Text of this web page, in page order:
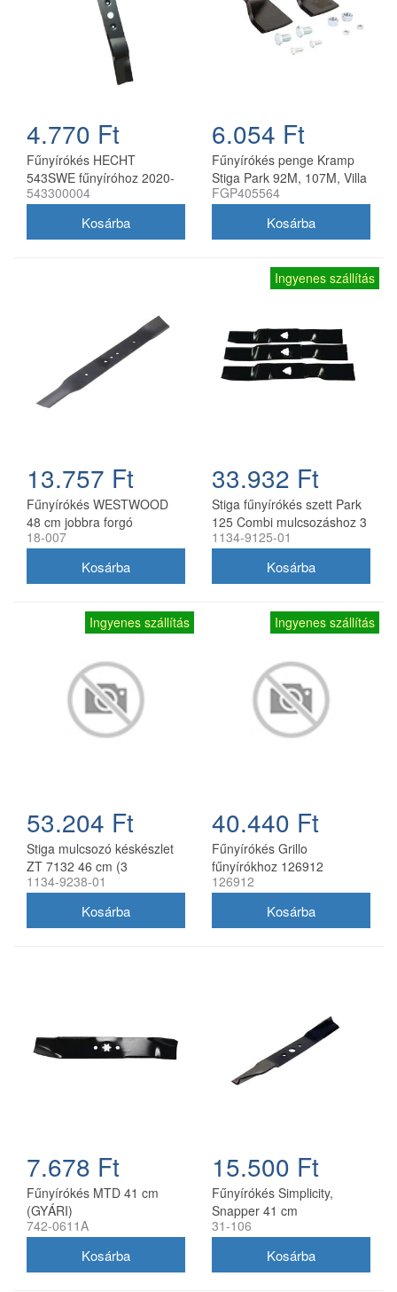
4.770 Ft
Fűnyírókés HECHT
543SWE fűnyíróhoz 2020-
21
543300004
6.054 Ft
Fűnyírókés penge Kramp
Stiga Park 92M, 107M, Villa
92M, 107M 170 mm
FGP405564
13.757 Ft
Fűnyírókés WESTWOOD
48 cm jobbra forgó
18-007
Ingyenes szállítás
33.932 Ft
Stiga fűnyírókés szett Park
125 Combi mulcsozáshoz 3
db
1134-9125-01
Ingyenes szállítás
53.204 Ft
Stiga mulcsozó késkészlet
ZT 7132 46 cm (3
db/csomag) 1134-9238-01
1134-9238-01
Ingyenes szállítás
40.440 Ft
Fűnyírókés Grillo
fűnyírókhoz 126912
126912
7.678 Ft
Fűnyírókés MTD 41 cm
(GYÁRI)
742-0611A
15.500 Ft
Fűnyírókés Simplicity,
Snapper 41 cm
(1704856SM)
31-106